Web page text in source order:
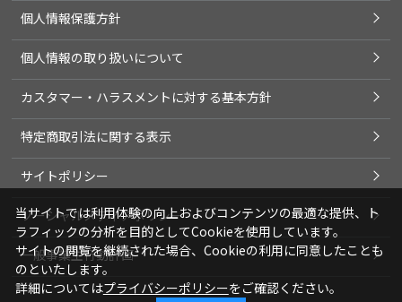
個人情報保護方針
個人情報の取り扱いについて
カスタマー・ハラスメントに対する基本方針
特定商取引法に関する表示
サイトポリシー
ソーシャルメディアポリシー
一般事業主行動計画
当サイトでは利用体験の向上およびコンテンツの最適な提供、ト
ラフィックの分析を目的としてCookieを使用しています。
サイトの閲覧を継続された場合、Cookieの利用に同意したことも
のといたします。
詳細についてはプライバシーポリシーをご確認ください。